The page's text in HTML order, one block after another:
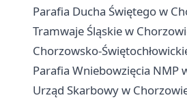
Parafia Ducha Świętego w
Tramwaje Śląskie w
Chorzowsko-
Parafia Wniebowzięcia NMP
Urząd Skarbowy w